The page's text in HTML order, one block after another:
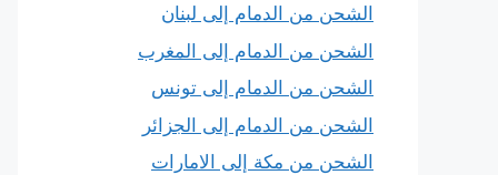
الشحن من الدمام إلى لبنان
الشحن من الدمام إلى المغرب
الشحن من الدمام إلى تونس
الشحن من الدمام إلى الجزائر
الشحن من مكة إلى الامارات